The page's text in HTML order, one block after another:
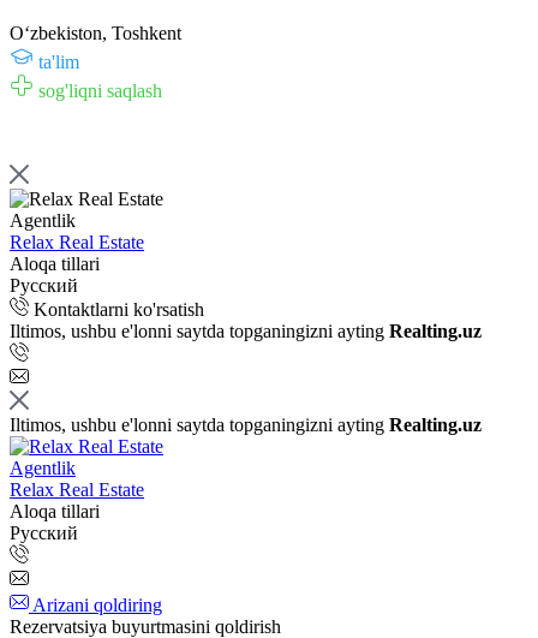
Oʻzbekiston, Toshkent
ta'lim
sog'liqni saqlash
Agentlik
Relax Real Estate
Aloqa tillari
Русский
Kontaktlarni ko'rsatish
Iltimos, ushbu e'lonni saytda topganingizni ayting Realting.uz
Iltimos, ushbu e'lonni saytda topganingizni ayting Realting.uz
Agentlik
Relax Real Estate
Aloqa tillari
Русский
Arizani qoldiring
Rezervatsiya buyurtmasini qoldirish